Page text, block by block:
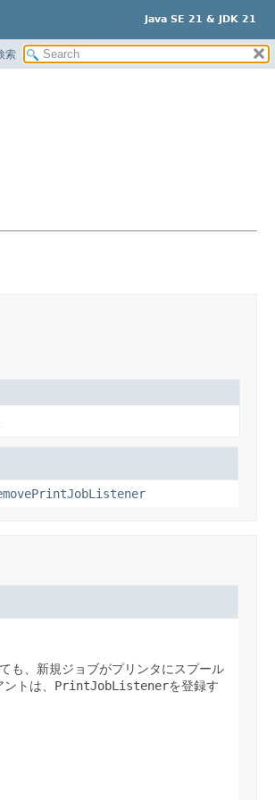
Java SE 21 & JDK 21
索
も、新規ジョブがプリンタにスプール
トは、 PrintJobListenerを登録す